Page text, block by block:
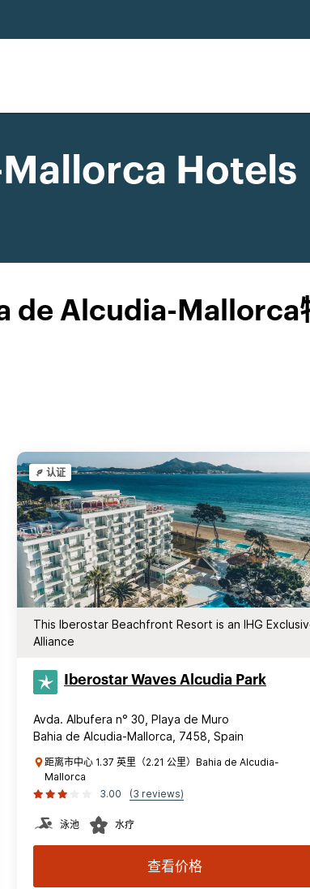
Hotels
de Alcudia-Mallorca
认证
This Iberostar Beachfront Resort is an IHG
Alliance
Iberostar Waves Alcudia Park
Avda. Albufera n° 30, Playa de Muro
Bahia de Alcudia-Mallorca, 7458, Spain
距离市中心 1.37 英里（2.21 公里）Bahia de Alcudia-
Mallorca
3.00
(3 reviews)
泳池 水疗
查看价格